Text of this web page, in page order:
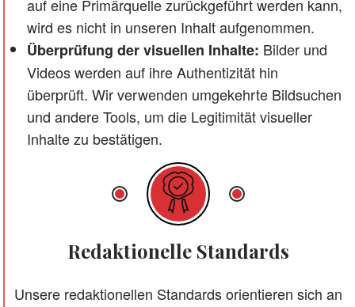
auf eine Primärquelle zurückgeführt werden kann,
wird es nicht in unseren Inhalt aufgenommen.
Überprüfung der visuellen Inhalte: Bilder und
Videos werden auf ihre Authentizität hin
überprüft. Wir verwenden umgekehrte Bildsuchen
und andere Tools, um die Legitimität visueller
Inhalte zu bestätigen.
Redaktionelle Standards
Unsere redaktionellen Standards orientieren sich an